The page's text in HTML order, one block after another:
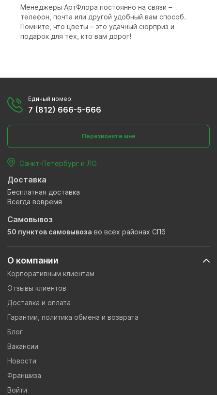
Менеджеры АртФлора постоянно на связи –
телефон, почта или другой удобный вам способ.
Помните, что цветы – это удачный сюрприз и
подарок для тех, кто вам дорог!
О компании
Корпоративным клиентам
Отзывы клиентов
Доставка и оплата
Гарантии, политика обмена и возврата
Блог
Вакансии
Новости
Франшиза
Войти
Единый номер:
7 (812) 666-5-666
Перезвоните мне
Санкт-Петербург и ЛО
Доставка
Бесплатная доставка
Всегда вовремя
Самовывоз
50 пунктов самовывоза во всех районах СПб